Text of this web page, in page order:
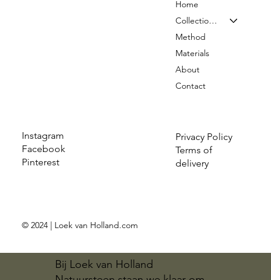
Bij Loek van Holland
Instagram
Facebook
Pinterest
Privacy Policy
Terms of
delivery
Home
Collection & Prices
Method
Materials
About
Contact
© 2024 | Loek van Holland.com